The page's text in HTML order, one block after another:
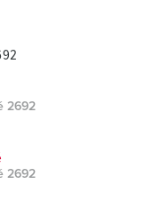
2692
2692